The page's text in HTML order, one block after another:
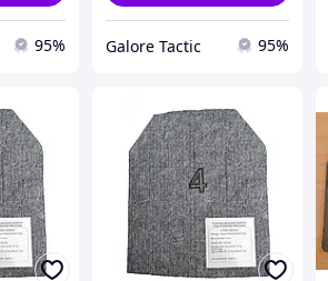
95% Galore Tactic 95%